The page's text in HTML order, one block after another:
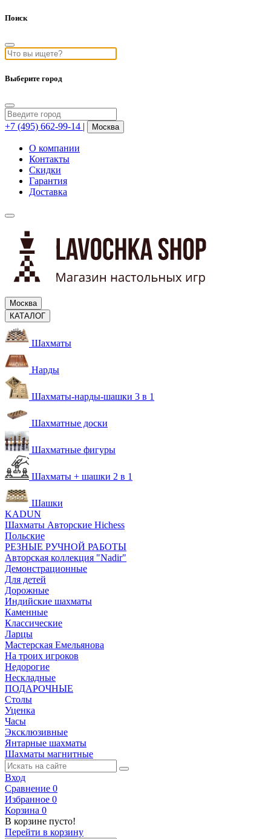
Поиск
Выберите город
+7 (495) 662-99-14 | Москва
О компании
Контакты
Скидки
Гарантия
Доставка
Москва
КАТАЛОГ
Шахматы
Нарды
Шахматы-нарды-шашки 3 в 1
Шахматные доски
Шахматные фигуры
Шахматы + шашки 2 в 1
Шашки
KADUN
Шахматы Авторские Hichess
Польские
РЕЗНЫЕ РУЧНОЙ РАБОТЫ
Авторская коллекция "Nadir"
Демонстрационные
Для детей
Дорожные
Индийские шахматы
Каменные
Классические
Ларцы
Мастерская Емельянова
На троих игроков
Недорогие
Нескладные
ПОДАРОЧНЫЕ
Столы
Уценка
Часы
Эксклюзивные
Янтарные шахматы
Шахматы магнитные
Вход
Сравнение 0
Избранное 0
Корзина 0
В корзине пусто!
Перейти в корзину